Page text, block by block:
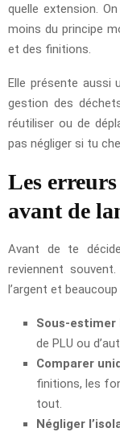
quelle extension.
moins du principe
et des finitions.
Elle présente aussi
gestion des
réutiliser ou de
pas négliger si tu
Les
avant de
Avant de te
reviennent
l’argent et beaucoup
Sous-estimer
de PLU ou
Comparer
finitions, les
tout.
Négliger